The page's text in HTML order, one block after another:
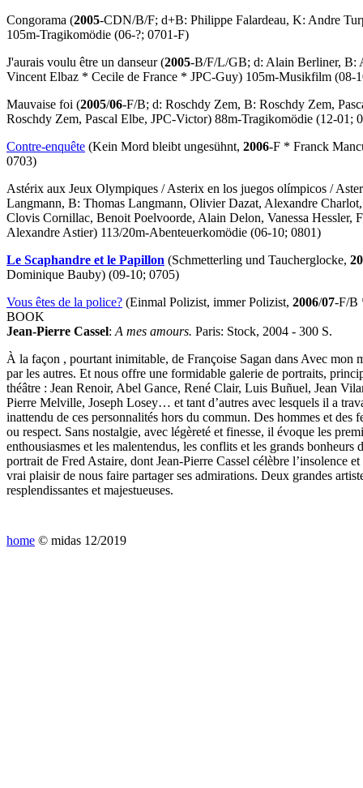
Congorama (2005-CDN/B/F; d+B: Philippe Falardeau, K: Andre
105m-Tragikomödie (06-?; 0701-F)
J'aurais voulu être un danseur(2005-B/F/L/GB; d: Alain Berliner, B:
Vincent Elbaz * Cecile de France * JPC-Guy) 105m-Musikfilm (08-
Mauvaise foi (2005/06-F/B; d: Roschdy Zem, B: Roschdy Zem,
Roschdy Zem, Pascal Elbe, JPC-Victor) 88m-Tragikomödie (12-01;
Contre-enquête (Kein Mord bleibt ungesühnt, 2006-F * Franck
0703)
Astérix aux Jeux Olympiques /Asterix en los juegos olímpicos /
Langmann, B: Thomas Langmann, Olivier Dazat, Alexandre
Clovis Cornillac, Benoit Poelvoorde, Alain Delon, Vanessa Hessler,
Alexandre Astier) 113/20m-Abenteuerkomödie (06-10; 0801)
Le Scaphandre et le Papillon (Schmetterling und Taucherglocke,
Dominique Bauby) (09-10; 0705)
Vous êtes de la police? (Einmal Polizist, immer Polizist, 2006/07-F/B
BOOK
Jean-Pierre Cassel: A mes amours. Paris: Stock, 2004 - 300 S.
À la façon , pourtant inimitable, de Françoise Sagan dans Avec mon
par les autres. Et nous offre une formidable galerie de portraits,
théâtre : Jean Renoir, Abel Gance, René Clair, Luis Buñuel, Jean
Pierre Melville, Joseph Losey… et tant d’autres avec lesquels il a
inattendu de ces personnalités hors du commun. Des hommes et
ou respect. Sans nostalgie, avec légèreté et finesse, il évoque les
enthousiasmes et les malentendus, les conflits et les grands
portrait de Fred Astaire, dont Jean-Pierre Cassel célèbre l’insolence
vrai plaisir de nous faire partager ses admirations. Deux grandes
resplendissantes et majestueuses.
home © midas 12/2019